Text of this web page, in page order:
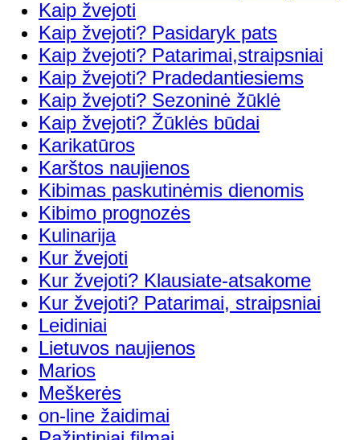
Kaip žvejoti
Kaip žvejoti? Pasidaryk pats
Kaip žvejoti? Patarimai,straipsniai
Kaip žvejoti? Pradedantiesiems
Kaip žvejoti? Sezoninė žūklė
Kaip žvejoti? Žūklės būdai
Karikatūros
Karštos naujienos
Kibimas paskutinėmis dienomis
Kibimo prognozės
Kulinarija
Kur žvejoti
Kur žvejoti? Klausiate-atsakome
Kur žvejoti? Patarimai, straipsniai
Leidiniai
Lietuvos naujienos
Marios
Meškerės
on-line žaidimai